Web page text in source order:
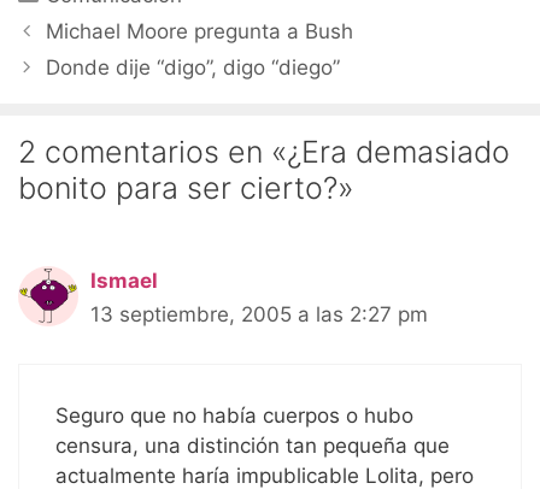
Michael Moore pregunta a Bush
Donde dije “digo”, digo “diego”
2 comentarios en «¿Era demasiado
bonito para ser cierto?»
Ismael
13 septiembre, 2005 a las 2:27 pm
Seguro que no había cuerpos o hubo
censura, una distinción tan pequeña que
actualmente haría impublicable Lolita, pero